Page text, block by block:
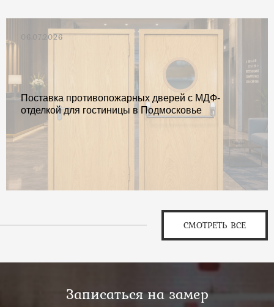
06.07.2026
Поставка противопожарных дверей с МДФ-
отделкой для гостиницы в Подмосковье
СМОТРЕТЬ ВСЕ
Записаться на замер